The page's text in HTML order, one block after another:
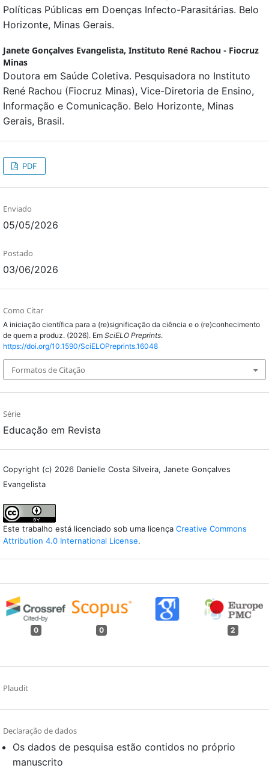
Políticas Públicas em Doenças Infecto-Parasitárias. Belo
Horizonte, Minas Gerais.
Janete Gonçalves Evangelista, Instituto René Rachou - Fiocruz
Minas
Doutora em Saúde Coletiva. Pesquisadora no Instituto
René Rachou (Fiocruz Minas), Vice-Diretoria de Ensino,
Informação e Comunicação. Belo Horizonte, Minas
Gerais, Brasil.
PDF
Enviado
05/05/2026
Postado
03/06/2026
Como Citar
A iniciação científica para a (re)significação da ciência e o (re)conhecimento
de quem a produz. (2026). Em SciELO Preprints.
https://doi.org/10.1590/SciELOPreprints.16048
Formatos de Citação
Série
Educação em Revista
Copyright (c) 2026 Danielle Costa Silveira, Janete Gonçalves
Evangelista
Este trabalho está licenciado sob uma licença Creative Commons
Attribution 4.0 International License.
0 0 2
Plaudit
Declaração de dados
Os dados de pesquisa estão contidos no próprio
manuscrito